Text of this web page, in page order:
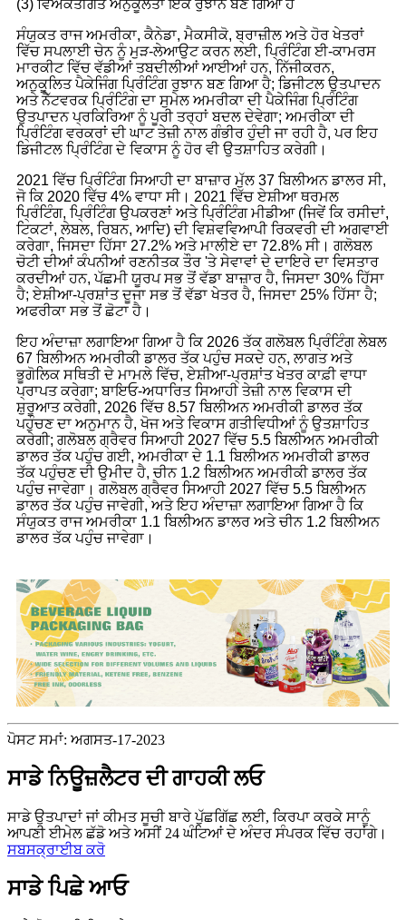
(3) ਵਿਅਕਤੀਗਤ ਅਨੁਕੂਲਤਾ ਇੱਕ ਰੁਝਾਨ ਬਣ ਗਿਆ ਹੈ
ਸੰਯੁਕਤ ਰਾਜ ਅਮਰੀਕਾ, ਕੈਨੇਡਾ, ਮੈਕਸੀਕੋ, ਬ੍ਰਾਜ਼ੀਲ ਅਤੇ ਹੋਰ ਖੇਤਰਾਂ
ਵਿੱਚ ਸਪਲਾਈ ਚੇਨ ਨੂੰ ਮੁੜ-ਲੇਆਉਟ ਕਰਨ ਲਈ, ਪ੍ਰਿੰਟਿੰਗ ਈ-ਕਾਮਰਸ
ਮਾਰਕੀਟ ਵਿੱਚ ਵੱਡੀਆਂ ਤਬਦੀਲੀਆਂ ਆਈਆਂ ਹਨ, ਨਿੱਜੀਕਰਨ,
ਅਨੁਕੂਲਿਤ ਪੈਕੇਜਿੰਗ ਪ੍ਰਿੰਟਿੰਗ ਰੁਝਾਨ ਬਣ ਗਿਆ ਹੈ; ਡਿਜੀਟਲ ਉਤਪਾਦਨ
ਅਤੇ ਨੈੱਟਵਰਕ ਪ੍ਰਿੰਟਿੰਗ ਦਾ ਸੁਮੇਲ ਅਮਰੀਕਾ ਦੀ ਪੈਕੇਜਿੰਗ ਪ੍ਰਿੰਟਿੰਗ
ਉਤਪਾਦਨ ਪ੍ਰਕਿਰਿਆ ਨੂੰ ਪੂਰੀ ਤਰ੍ਹਾਂ ਬਦਲ ਦੇਵੇਗਾ; ਅਮਰੀਕਾ ਦੀ
ਪ੍ਰਿੰਟਿੰਗ ਵਰਕਰਾਂ ਦੀ ਘਾਟ ਤੇਜ਼ੀ ਨਾਲ ਗੰਭੀਰ ਹੁੰਦੀ ਜਾ ਰਹੀ ਹੈ, ਪਰ ਇਹ
ਡਿਜੀਟਲ ਪ੍ਰਿੰਟਿੰਗ ਦੇ ਵਿਕਾਸ ਨੂੰ ਹੋਰ ਵੀ ਉਤਸ਼ਾਹਿਤ ਕਰੇਗੀ।
2021 ਵਿੱਚ ਪ੍ਰਿੰਟਿੰਗ ਸਿਆਹੀ ਦਾ ਬਾਜ਼ਾਰ ਮੁੱਲ 37 ਬਿਲੀਅਨ ਡਾਲਰ ਸੀ,
ਜੋ ਕਿ 2020 ਵਿੱਚ 4% ਵਾਧਾ ਸੀ। 2021 ਵਿੱਚ ਏਸ਼ੀਆ ਥਰਮਲ
ਪ੍ਰਿੰਟਿੰਗ, ਪ੍ਰਿੰਟਿੰਗ ਉਪਕਰਣਾਂ ਅਤੇ ਪ੍ਰਿੰਟਿੰਗ ਮੀਡੀਆ (ਜਿਵੇਂ ਕਿ ਰਸੀਦਾਂ,
ਟਿਕਟਾਂ, ਲੇਬਲ, ਰਿਬਨ, ਆਦਿ) ਦੀ ਵਿਸ਼ਵਵਿਆਪੀ ਰਿਕਵਰੀ ਦੀ ਅਗਵਾਈ
ਕਰੇਗਾ, ਜਿਸਦਾ ਹਿੱਸਾ 27.2% ਅਤੇ ਮਾਲੀਏ ਦਾ 72.8% ਸੀ। ਗਲੋਬਲ
ਚੋਟੀ ਦੀਆਂ ਕੰਪਨੀਆਂ ਰਣਨੀਤਕ ਤੌਰ 'ਤੇ ਸੇਵਾਵਾਂ ਦੇ ਦਾਇਰੇ ਦਾ ਵਿਸਤਾਰ
ਕਰਦੀਆਂ ਹਨ, ਪੱਛਮੀ ਯੂਰਪ ਸਭ ਤੋਂ ਵੱਡਾ ਬਾਜ਼ਾਰ ਹੈ, ਜਿਸਦਾ 30% ਹਿੱਸਾ
ਹੈ; ਏਸ਼ੀਆ-ਪ੍ਰਸ਼ਾਂਤ ਦੂਜਾ ਸਭ ਤੋਂ ਵੱਡਾ ਖੇਤਰ ਹੈ, ਜਿਸਦਾ 25% ਹਿੱਸਾ ਹੈ;
ਅਫਰੀਕਾ ਸਭ ਤੋਂ ਛੋਟਾ ਹੈ।
ਇਹ ਅੰਦਾਜ਼ਾ ਲਗਾਇਆ ਗਿਆ ਹੈ ਕਿ 2026 ਤੱਕ ਗਲੋਬਲ ਪ੍ਰਿੰਟਿੰਗ ਲੇਬਲ
67 ਬਿਲੀਅਨ ਅਮਰੀਕੀ ਡਾਲਰ ਤੱਕ ਪਹੁੰਚ ਸਕਦੇ ਹਨ, ਲਾਗਤ ਅਤੇ
ਭੂਗੋਲਿਕ ਸਥਿਤੀ ਦੇ ਮਾਮਲੇ ਵਿੱਚ, ਏਸ਼ੀਆ-ਪ੍ਰਸ਼ਾਂਤ ਖੇਤਰ ਕਾਫ਼ੀ ਵਾਧਾ
ਪ੍ਰਾਪਤ ਕਰੇਗਾ; ਬਾਇਓ-ਅਧਾਰਿਤ ਸਿਆਹੀ ਤੇਜ਼ੀ ਨਾਲ ਵਿਕਾਸ ਦੀ
ਸ਼ੁਰੂਆਤ ਕਰੇਗੀ, 2026 ਵਿੱਚ 8.57 ਬਿਲੀਅਨ ਅਮਰੀਕੀ ਡਾਲਰ ਤੱਕ
ਪਹੁੰਚਣ ਦਾ ਅਨੁਮਾਨ ਹੈ, ਖੋਜ ਅਤੇ ਵਿਕਾਸ ਗਤੀਵਿਧੀਆਂ ਨੂੰ ਉਤਸ਼ਾਹਿਤ
ਕਰੇਗੀ; ਗਲੋਬਲ ਗ੍ਰੈਵਰ ਸਿਆਹੀ 2027 ਵਿੱਚ 5.5 ਬਿਲੀਅਨ ਅਮਰੀਕੀ
ਡਾਲਰ ਤੱਕ ਪਹੁੰਚ ਗਈ, ਅਮਰੀਕਾ ਦੇ 1.1 ਬਿਲੀਅਨ ਅਮਰੀਕੀ ਡਾਲਰ
ਤੱਕ ਪਹੁੰਚਣ ਦੀ ਉਮੀਦ ਹੈ, ਚੀਨ 1.2 ਬਿਲੀਅਨ ਅਮਰੀਕੀ ਡਾਲਰ ਤੱਕ
ਪਹੁੰਚ ਜਾਵੇਗਾ। ਗਲੋਬਲ ਗ੍ਰੈਵਰ ਸਿਆਹੀ 2027 ਵਿੱਚ 5.5 ਬਿਲੀਅਨ
ਡਾਲਰ ਤੱਕ ਪਹੁੰਚ ਜਾਵੇਗੀ, ਅਤੇ ਇਹ ਅੰਦਾਜ਼ਾ ਲਗਾਇਆ ਗਿਆ ਹੈ ਕਿ
ਸੰਯੁਕਤ ਰਾਜ ਅਮਰੀਕਾ 1.1 ਬਿਲੀਅਨ ਡਾਲਰ ਅਤੇ ਚੀਨ 1.2 ਬਿਲੀਅਨ
ਡਾਲਰ ਤੱਕ ਪਹੁੰਚ ਜਾਵੇਗਾ।
ਪੋਸਟ ਸਮਾਂ: ਅਗਸਤ-17-2023
ਸਾਡੇ ਨਿਊਜ਼ਲੈਟਰ ਦੀ ਗਾਹਕੀ ਲਓ
ਸਾਡੇ ਉਤਪਾਦਾਂ ਜਾਂ ਕੀਮਤ ਸੂਚੀ ਬਾਰੇ ਪੁੱਛਗਿੱਛ ਲਈ, ਕਿਰਪਾ ਕਰਕੇ ਸਾਨੂੰ
ਆਪਣੀ ਈਮੇਲ ਛੱਡੋ ਅਤੇ ਅਸੀਂ 24 ਘੰਟਿਆਂ ਦੇ ਅੰਦਰ ਸੰਪਰਕ ਵਿੱਚ ਰਹਾਂਗੇ।
ਸਬਸਕ੍ਰਾਈਬ ਕਰੋ
ਸਾਡੇ ਪਿਛੇ ਆਓ